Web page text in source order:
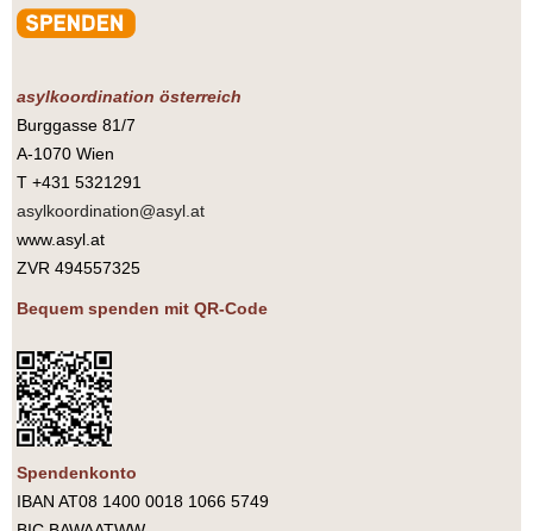
asylkoordination österreich
Burggasse 81/7
A-1070 Wien
T +431 5321291
asylkoordination@asyl.at
www.asyl.at
ZVR 494557325
Bequem spenden mit QR-Code
Spendenkonto
IBAN AT08 1400 0018 1066 5749